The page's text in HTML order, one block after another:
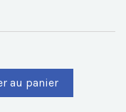
au panier